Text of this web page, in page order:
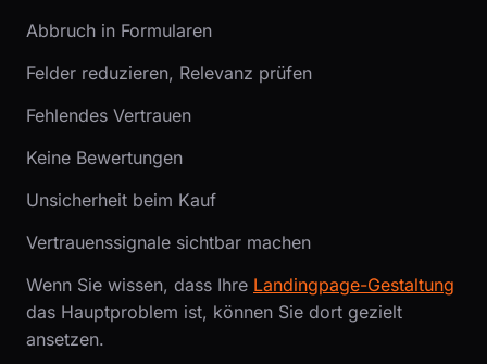
Abbruch in Formularen
Felder reduzieren, Relevanz prüfen
Fehlendes Vertrauen
Keine Bewertungen
Unsicherheit beim Kauf
Vertrauenssignale sichtbar machen
Wenn Sie wissen, dass Ihre Landingpage-Gestaltung
das Hauptproblem ist, können Sie dort gezielt
ansetzen.